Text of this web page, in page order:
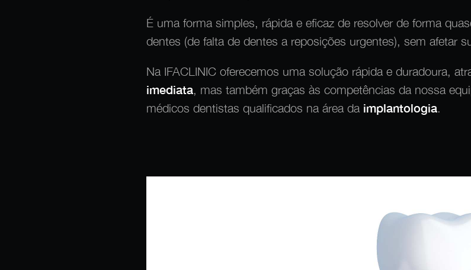
É uma forma simples, rápida e eficaz de resolver de forma
dentes (de falta de dentes a reposições urgentes), sem afetar
Na IFACLINIC oferecemos uma solução rápida e duradoura,
imediata, mas também graças às competências da nossa
médicos dentistas qualificados na área da implantologia.